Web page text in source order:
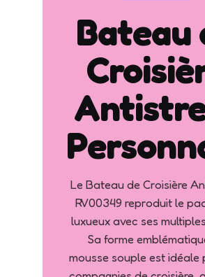
Bateau
Le Bateau de Croisière
RV00349 reproduit le
luxueux avec ses
Sa forme
mousse souple est idéale